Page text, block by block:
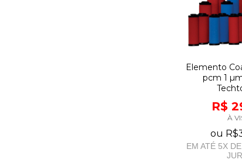
Elemento
pcm 1
R$
À
ou
EM ATÉ 5X DE